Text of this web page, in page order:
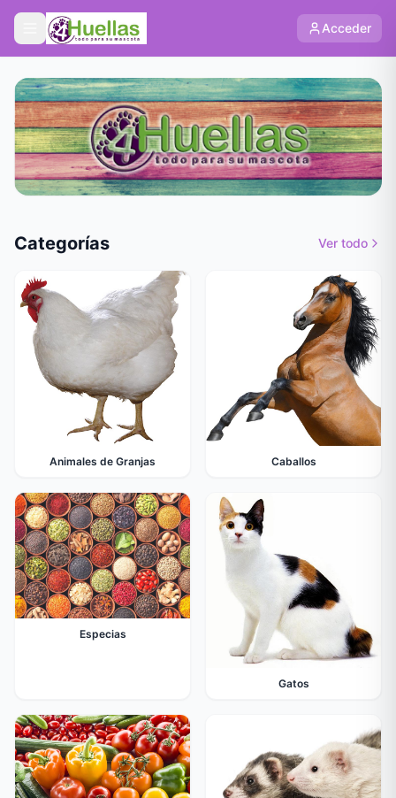
Acceder
Categorías Ver todo
Animales de Granjas Caballos
Especias
Gatos